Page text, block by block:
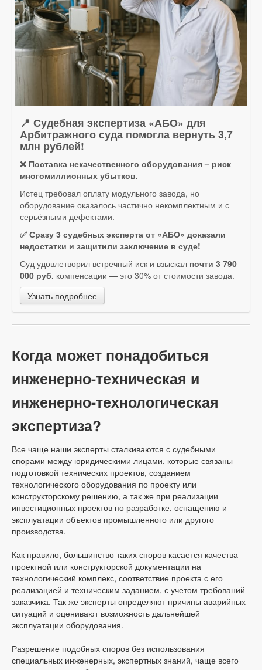
📍 Судебная экспертиза «АБО» для
Арбитражного суда помогла вернуть 3,7
млн рублей!
❌ Поставка некачественного оборудования – риск
многомиллионных убытков.
Истец требовал оплату модульного завода, но
оборудование оказалось частично некомплектным и с
серьёзными дефектами.
✅ Сразу 3 судебных эксперта от «АБО» доказали
недостатки и защитили заключение в суде!
Суд удовлетворил встречный иск и взыскал почти 3 790
000 руб. компенсации — это 30% от стоимости завода.
Узнать подробнее
Когда может понадобиться
инженерно-техническая и
инженерно-технологическая
экспертиза?
Все чаще наши эксперты сталкиваются с судебными
спорами между юридическими лицами, которые связаны
подготовкой технических проектов, созданием
технологического оборудования по проекту или
конструкторскому решению, а так же при реализации
инвестиционных проектов по разработке, оснащению и
эксплуатации объектов промышленного или другого
производства.
Как правило, большинство таких споров касается качества
проектной или конструкторской документации на
технологический комплекс, соответствие проекта с его
реализацией и техническим заданием, с учетом требований
заказчика. Так же эксперты определяют причины аварийных
ситуаций и оценивают возможность дальнейшей
эксплуатации оборудования.
Разрешение подобных споров без использования
специальных инженерных, экспертных знаний, чаще всего